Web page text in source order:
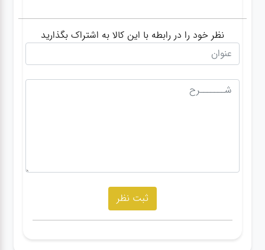
نظر خود را در رابطه با این کالا به اشتراک بگذارید